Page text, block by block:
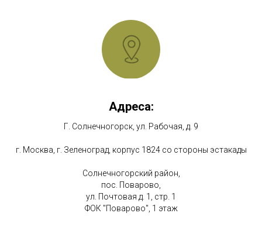
Адреса:
Г. Солнечногорск, ул. Рабочая, д. 9
г. Москва, г. Зеленоград, корпус 1824 со стороны эстакады
Солнечногорский район,
пос. Поварово,
ул. Почтовая д. 1, стр. 1
ФОК "Поварово", 1 этаж